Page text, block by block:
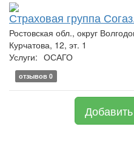
Страховая группа
Ростовская обл., округ
Курчатова, 12, эт. 1
Услуги: ОСАГО
отзывов 0